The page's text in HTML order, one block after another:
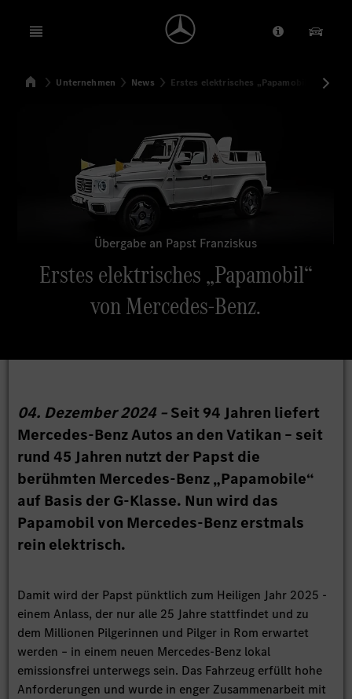
Open menu Anbieter/
SuchenStartseite
Unternehmen News Erstes elektrisches „Papamobil“ von
Übergabe an Papst Franziskus
Erstes elektrisches „Papamobil“
von Mercedes-Benz.
04. Dezember 2024 –Seit 94 Jahren liefert
Mercedes-Benz Autos an den Vatikan – seit
rund 45 Jahren nutzt der Papst die
berühmten Mercedes-Benz „Papamobile“
auf Basis der G-Klasse. Nun wird das
Papamobil von Mercedes-Benz erstmals
rein elektrisch.
Damit wird der Papst pünktlich zum Heiligen Jahr 2025 -
einem Anlass, der nur alle 25 Jahre stattfindet und zu
dem Millionen Pilgerinnen und Pilger in Rom erwartet
werden – in einem neuen Mercedes-Benz lokal
emissionsfrei unterwegs sein. Das Fahrzeug erfüllt hohe
Anforderungen und wurde in enger Zusammenarbeit mit